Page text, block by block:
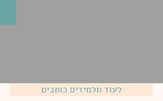
לעוד תלמידים כותבים